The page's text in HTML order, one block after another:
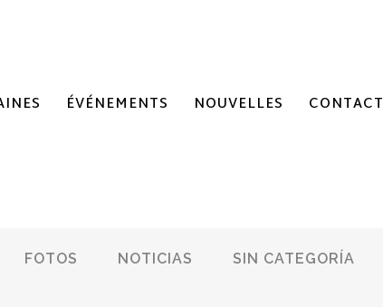
ÉVÉNEMENTS NOUVELLES CONTACT
FOTOS NOTICIAS SIN CATEGORÍA